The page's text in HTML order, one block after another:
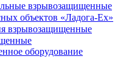
взрывозащищенные
объектов «Ладога-Ex»
взрывозащищенные
оборудование